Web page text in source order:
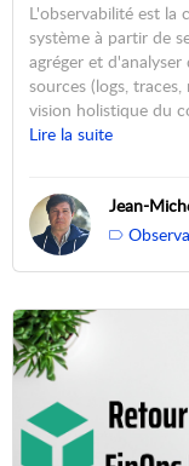
L'observabilité est la
système à partir de
agréger et
sources (logs,
vision holistique du
Lire la suite
Jean-